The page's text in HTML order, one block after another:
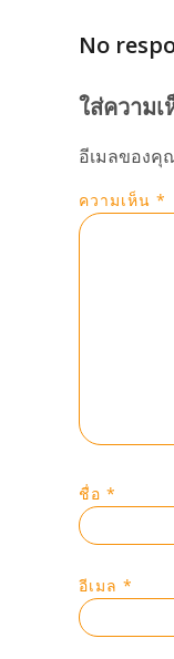
No
ใส่ความเ
อีเมลของคุ
ความเห็น *
ชื่อ *
อีเมล *